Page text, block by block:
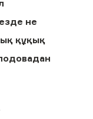
не
құқық